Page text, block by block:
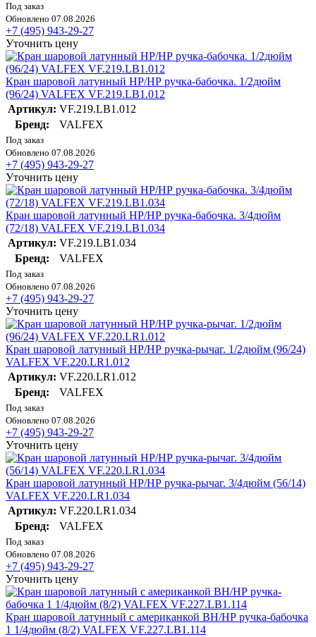
Под заказ
Обновлено 07.08.2026
+7 (495) 943-29-27
Уточнить цену
Кран шаровой латунный НР/НР ручка-бабочка. 1/2дюйм
(96/24) VALFEX VF.219.LB1.012
Артикул: VF.219.LB1.012
Бренд:
VALFEX
Под заказ
Обновлено 07.08.2026
+7 (495) 943-29-27
Уточнить цену
Кран шаровой латунный НР/НР ручка-бабочка. 3/4дюйм
(72/18) VALFEX VF.219.LB1.034
Артикул: VF.219.LB1.034
Бренд:
VALFEX
Под заказ
Обновлено 07.08.2026
+7 (495) 943-29-27
Уточнить цену
Кран шаровой латунный НР/НР ручка-рычаг. 1/2дюйм (96/24)
VALFEX VF.220.LR1.012
Артикул: VF.220.LR1.012
Бренд:
VALFEX
Под заказ
Обновлено 07.08.2026
+7 (495) 943-29-27
Уточнить цену
Кран шаровой латунный НР/НР ручка-рычаг. 3/4дюйм (56/14)
VALFEX VF.220.LR1.034
Артикул: VF.220.LR1.034
Бренд:
VALFEX
Под заказ
Обновлено 07.08.2026
+7 (495) 943-29-27
Уточнить цену
Кран шаровой латунный с американкой ВН/НР ручка-бабочка
1 1/4дюйм (8/2) VALFEX VF.227.LB1.114